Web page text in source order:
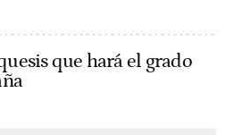
que hará el grado